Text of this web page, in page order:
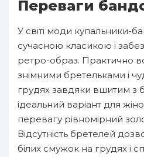
Переваги
У світі моди купальники-
сучасною класикою і
ретро-образ. Практично
знімними бретельками і
грудях завдяки вшитим з
ідеальний варіант для
перевагу рівномірний
Відсутність бретелей
білих смужок на грудях і